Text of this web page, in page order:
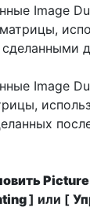
Image
Image
] или [